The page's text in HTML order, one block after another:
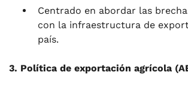
Centrado en abordar las
con la infraestructura de
país.
3. Política de exportación agrícola